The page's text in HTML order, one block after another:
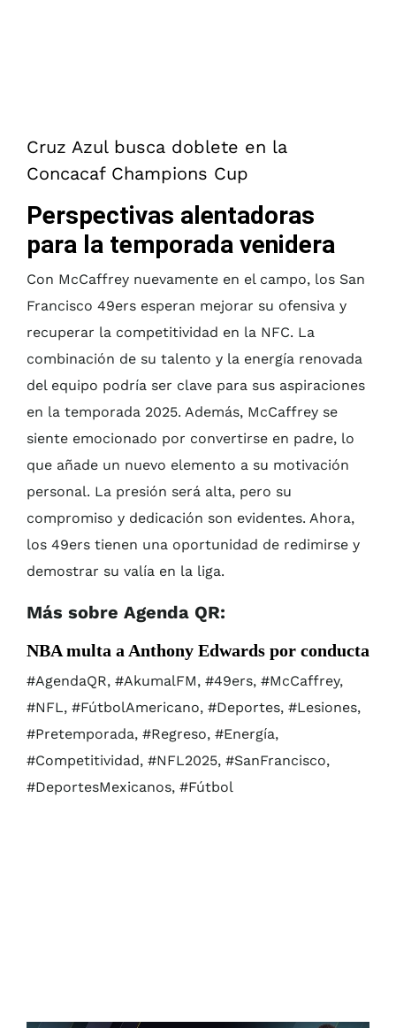
Cruz Azul busca doblete en la
Concacaf Champions Cup
Perspectivas alentadoras
para la temporada venidera
Con McCaffrey nuevamente en el campo, los San
Francisco 49ers esperan mejorar su ofensiva y
recuperar la competitividad en la NFC. La
combinación de su talento y la energía renovada
del equipo podría ser clave para sus aspiraciones
en la temporada 2025. Además, McCaffrey se
siente emocionado por convertirse en padre, lo
que añade un nuevo elemento a su motivación
personal. La presión será alta, pero su
compromiso y dedicación son evidentes. Ahora,
los 49ers tienen una oportunidad de redimirse y
demostrar su valía en la liga.
Más sobre Agenda QR:
NBA multa a Anthony Edwards por conducta
#AgendaQR, #AkumalFM, #49ers, #McCaffrey,
#NFL, #FútbolAmericano, #Deportes, #Lesiones,
#Pretemporada, #Regreso, #Energía,
#Competitividad, #NFL2025, #SanFrancisco,
#DeportesMexicanos, #Fútbol